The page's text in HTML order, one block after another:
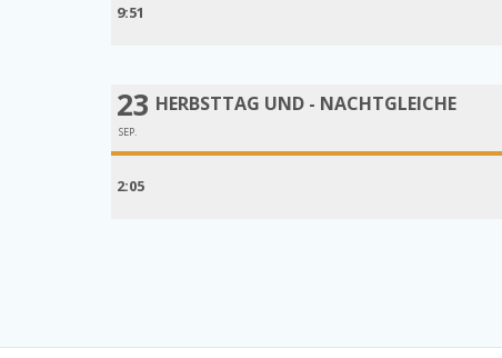
9:51
23
SEP.
HERBSTTAG UND - NACHTGLEICHE
2:05